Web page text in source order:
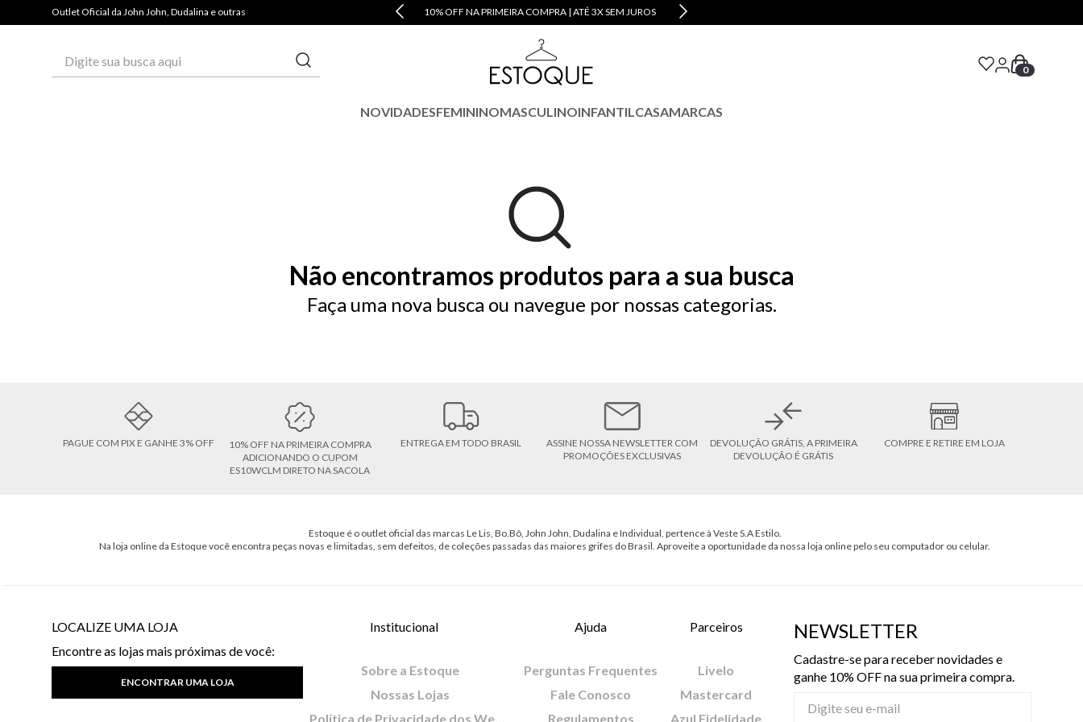
Outlet Oficial da John John, Dudalina e outrasPAGUE COM PIX E GANHE 3% OFF* 10% OFF NA PRIMEIRA COMPRA | ATÉ 3X SEM JUROS
0
NOVIDADESFEMININOMASCULINOINFANTILCASAMARCAS
Não encontramos produtos para a sua busca
Faça uma nova busca ou navegue por nossas categorias.
PAGUE COM PIX E GANHE 3% OFF
10% OFF NA PRIMEIRA COMPRA
ADICIONANDO O CUPOM
ES10WCLM DIRETO NA SACOLA
ENTREGA EM TODO BRASIL
ASSINE NOSSA NEWSLETTER COM
PROMOÇÕES EXCLUSIVAS
DEVOLUÇÃO GRÁTIS, A PRIMEIRA
DEVOLUÇÃO É GRÁTIS
COMPRE E RETIRE EM LOJA
Estoque é o outlet oficial das marcas Le Lis, Bo.Bô, John John, Dudalina e Individual, pertence à Veste S.A Estilo.
Na loja online da Estoque você encontra peças novas e limitadas, sem defeitos, de coleções passadas das maiores grifes do Brasil. Aproveite a oportunidade da nossa loja online pelo seu computador ou celular.
LOCALIZE UMA LOJA
Encontre as lojas mais próximas de você:
ENCONTRAR UMA LOJA
Institucional
Sobre a Estoque
Nossas Lojas
Ajuda
Perguntas Frequentes
Fale Conosco
Regulamentos
Parceiros
Livelo
Mastercard
Azul Fidelidade
NEWSLETTER
Cadastre-se para receber novidades e
ganhe 10% OFF na sua primeira compra.